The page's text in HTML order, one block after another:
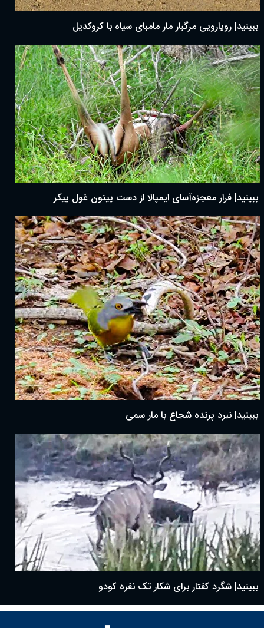
ببینید| رویارویی مرگبار مار مامبای سیاه با کروکدیل
ببینید| فرار معجزه‌آسای ایمپالا از دست پیتون غول پیکر
ببینید| نبرد پرنده شجاع با مار سمی
ببینید| شگرد کفتار برای شکار تک نفره کودو